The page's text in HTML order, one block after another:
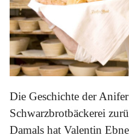
Die Geschichte der
Schwarzbrotbäckerei
Damals hat Valentin